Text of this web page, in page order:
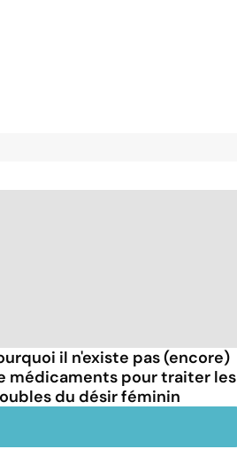
il n'existe pas (encore)
médicaments pour traiter les
du désir féminin